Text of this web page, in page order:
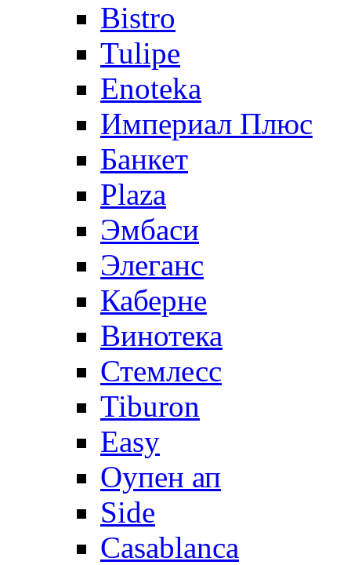
Bistro
Tulipe
Enoteka
Империал Плюс
Банкет
Plaza
Эмбаси
Элеганс
Каберне
Винотека
Стемлесс
Tiburon
Easy
Оупен ап
Side
Casablanca